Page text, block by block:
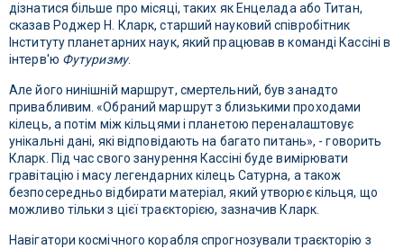
дізнатися більше про місяці, таких як Енцелада або Титан,
сказав Роджер Н. Кларк, старший науковий співробітник
Інституту планетарних наук, який працював в команді Кассіні в
інтерв'ю Футуризму.
Але його нинішній маршрут, смертельний, був занадто
привабливим. «Обраний маршрут з близькими проходами
кілець, а потім між кільцями і планетою переналаштовує
унікальні дані, які відповідають на багато питань», - говорить
Кларк. Під час свого занурення Кассіні буде вимірювати
гравітацію і масу легендарних кілець Сатурна, а також
безпосередньо відбирати матеріал, який утворює кільця, що
можливо тільки з цієї траєкторією, зазначив Кларк.
Навігатори космічного корабля спрогнозували траєкторію з